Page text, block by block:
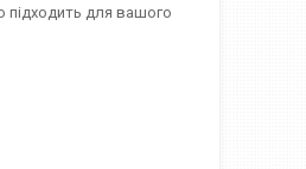
підходить для вашого